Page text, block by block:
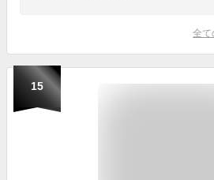
全て
15